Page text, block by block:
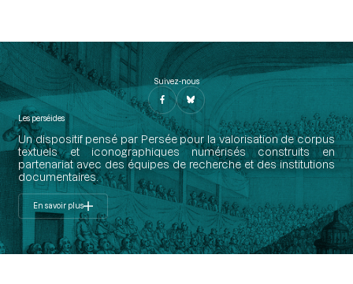
Suivez-nous
Les perséides
Un dispositif pensé par Persée pour la valorisation de corpus
textuels et iconographiques numérisés construits en
partenariat avec des équipes de recherche et des institutions
documentaires.
En savoir plus